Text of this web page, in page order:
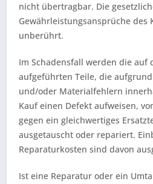
nicht übertragbar. Die
Gewährleistungsansprüche des
unberührt.
Im Schadensfall werden die auf
aufgeführten Teile, die
und/oder Materialfehlern
Kauf einen Defekt aufweisen,
gegen ein gleichwertiges
ausgetauscht oder repariert.
Reparaturkosten sind davon
Ist eine Reparatur oder ein